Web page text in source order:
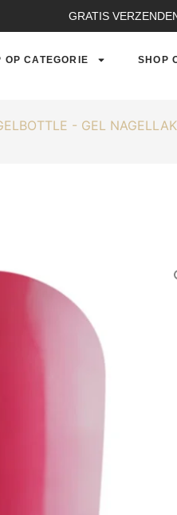
GRATIS
OP CATEGORIE SHOP
- GEL NAGELLAK